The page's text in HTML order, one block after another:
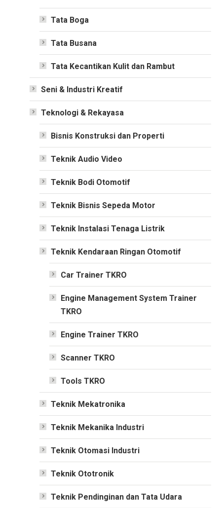
Tata Boga
Tata Busana
Tata Kecantikan Kulit dan Rambut
Seni & Industri Kreatif
Teknologi & Rekayasa
Bisnis Konstruksi dan Properti
Teknik Audio Video
Teknik Bodi Otomotif
Teknik Bisnis Sepeda Motor
Teknik Instalasi Tenaga Listrik
Teknik Kendaraan Ringan Otomotif
Car Trainer TKRO
Engine Management System Trainer
TKRO
Engine Trainer TKRO
Scanner TKRO
Tools TKRO
Teknik Mekatronika
Teknik Mekanika Industri
Teknik Otomasi Industri
Teknik Ototronik
Teknik Pendinginan dan Tata Udara